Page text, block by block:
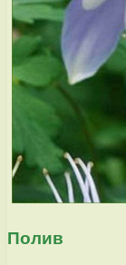
Полив